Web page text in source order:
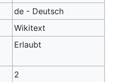
de - Deutsch
Wikitext
Erlaubt
2